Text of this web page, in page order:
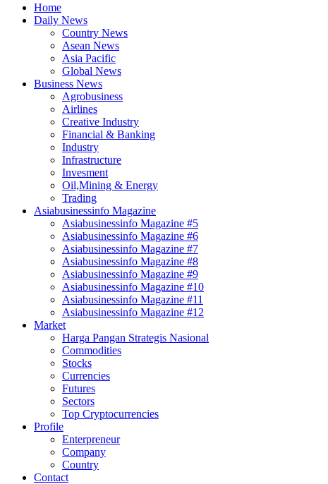
Home
Daily News
Country News
Asean News
Asia Pacific
Global News
Business News
Agrobusiness
Airlines
Creative Industry
Financial & Banking
Industry
Infrastructure
Invesment
Oil,Mining & Energy
Trading
Asiabusinessinfo Magazine
Asiabusinessinfo Magazine #5
Asiabusinessinfo Magazine #6
Asiabusinessinfo Magazine #7
Asiabusinessinfo Magazine #8
Asiabusinessinfo Magazine #9
Asiabusinessinfo Magazine #10
Asiabusinessinfo Magazine #11
Asiabusinessinfo Magazine #12
Market
Harga Pangan Strategis Nasional
Commodities
Stocks
Currencies
Futures
Sectors
Top Cryptocurrencies
Profile
Enterpreneur
Company
Country
Contact